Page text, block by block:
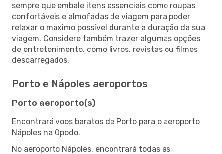
sempre que embale itens essenciais como roupas
confortáveis e almofadas de viagem para poder
relaxar o máximo possível durante a duração da sua
viagem. Considere também trazer algumas opções
de entretenimento, como livros, revistas ou filmes
descarregados.
Porto e Nápoles aeroportos
Porto aeroporto(s)
Encontrará voos baratos de Porto para o aeroporto
Nápoles na Opodo.
No aeroporto Nápoles, encontrará todas as